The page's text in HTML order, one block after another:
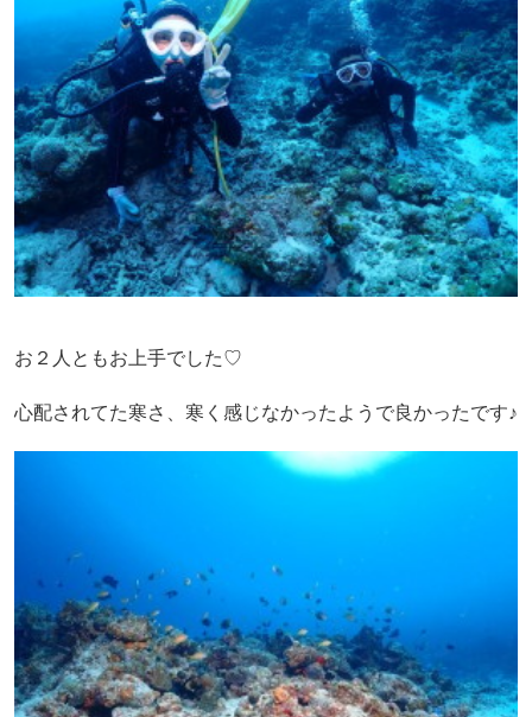
お２人ともお上手でした♡
心配されてた寒さ、寒く感じなかったようで良かったです♪